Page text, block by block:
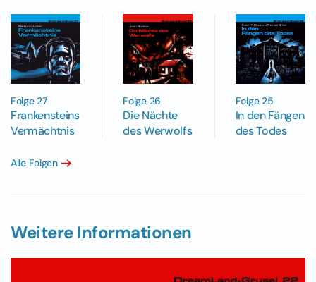
Folge 27
Frankensteins
Vermächtnis
Folge 26
Die Nächte
des Werwolfs
Folge 25
In den Fängen
des Todes
Alle Folgen
Weitere Informationen